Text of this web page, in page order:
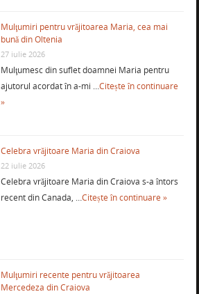
Mulţumiri pentru vrăjitoarea Maria, cea mai
bună din Oltenia
27 iulie 2026
Mulţumesc din suflet doamnei Maria pentru
ajutorul acordat în a-mi …Citește în continuare
»
Celebra vrăjitoare Maria din Craiova
22 iulie 2026
Celebra vrăjitoare Maria din Craiova s-a întors
recent din Canada, …Citește în continuare »
Mulţumiri recente pentru vrăjitoarea
Mercedeza din Craiova